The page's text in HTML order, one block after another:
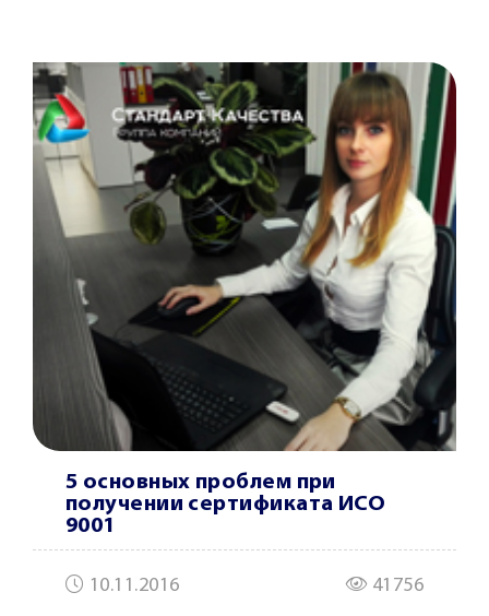
5 основных проблем при
получении сертификата ИСО
9001
10.11.2016 41756